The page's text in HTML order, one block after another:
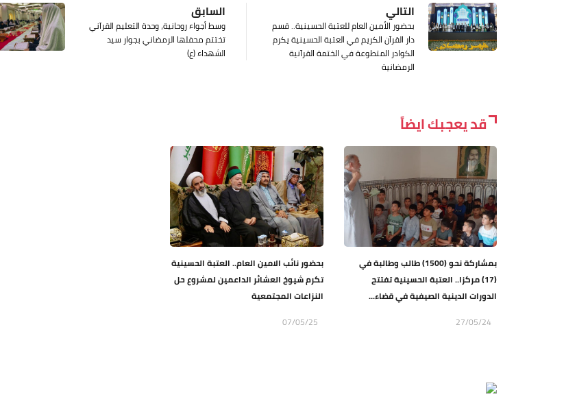
السابق
وسط أجواء روحانية، وحدة التعليم القرآني
تختتم محفلها الرمضاني بجوار سيد
الشهداء (ع)
التالي
بحضور الأمين العام للعتبة الحسينية.. قسم
دار القرآن الكريم في العتبة الحسينية يكرم
الكوادر المتطوعة في الختمة القرآنية
الرمضانية
قد يعجبك ايضاً
بمشاركة نحو (1500) طالب وطالبة في
(17) مركزا.. العتبة الحسينية تفتتح
الدورات الدينية الصيفية في قضاء...
27/05/24
بحضور نائب الامين العام.. العتبة الحسينية
تكرم شيوخ العشائر الداعمين لمشروع حل
النزاعات المجتمعية
07/05/25